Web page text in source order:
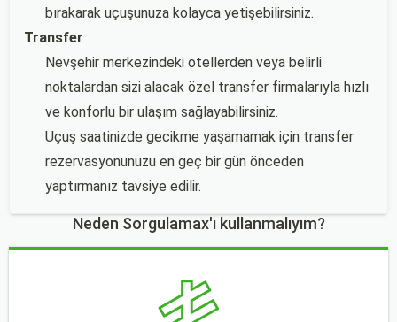
bırakarak uçuşunuza kolayca yetişebilirsiniz.
Transfer
Nevşehir merkezindeki otellerden veya belirli
noktalardan sizi alacak özel transfer firmalarıyla hızlı
ve konforlu bir ulaşım sağlayabilirsiniz.
Uçuş saatinizde gecikme yaşamamak için transfer
rezervasyonunuzu en geç bir gün önceden
yaptırmanız tavsiye edilir.
Neden Sorgulamax'ı kullanmalıyım?